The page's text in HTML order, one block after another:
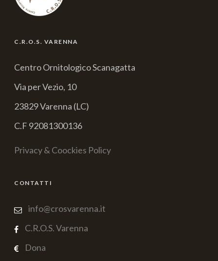
C.R.O.S. VARENNA
Centro Ornitologico Scanagatta
Via per Vezio, 10
23829 Varenna (LC)
C.F 92081300136
Privacy & Coockies Policy
CONTATTI
info@crosvarenna.it
C.R.O.S. Varenna
Dona